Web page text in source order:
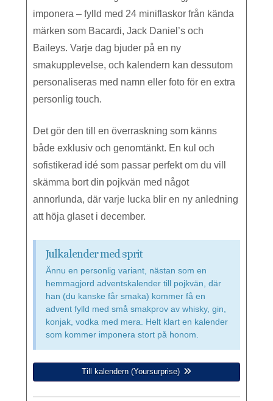
imponera – fylld med 24 miniflaskor från kända
märken som Bacardi, Jack Daniel’s och
Baileys. Varje dag bjuder på en ny
smakupplevelse, och kalendern kan dessutom
personaliseras med namn eller foto för en extra
personlig touch.
Det gör den till en överraskning som känns
både exklusiv och genomtänkt. En kul och
sofistikerad idé som passar perfekt om du vill
skämma bort din pojkvän med något
annorlunda, där varje lucka blir en ny anledning
att höja glaset i december.
Julkalender med sprit
Ännu en personlig variant, nästan som en
hemmagjord adventskalender till pojkvän, där
han (du kanske får smaka) kommer få en
advent fylld med små smakprov av whisky, gin,
konjak, vodka med mera. Helt klart en kalender
som kommer imponera stort på honom.
Till kalendern (Yoursurprise)